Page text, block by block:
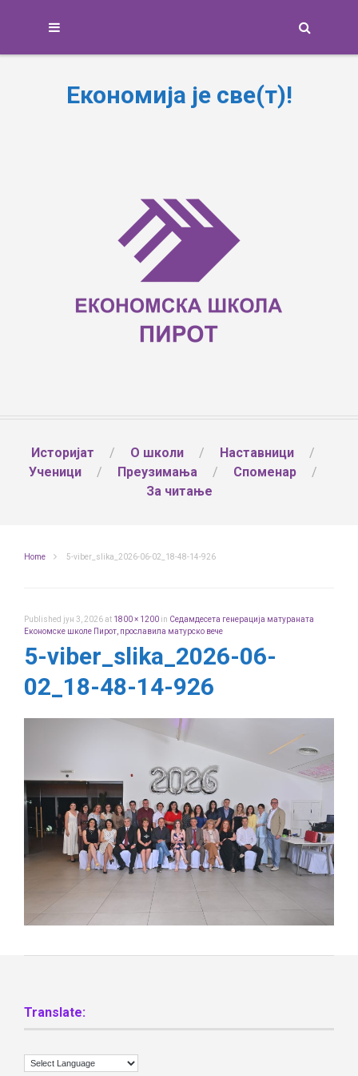
Економија је све(т)!
Историјат О школи
Наставници
Ученици
Преузимања
Споменар
За читање
Home 5-viber_slika_2026-06-02_18-48-14-926
Published јун 3, 2026at 1800 × 1200 in Седамдесета генерација матураната
Економске школе Пирот, прославила матурско вече
5-viber_slika_2026-06-
02_18-48-14-926
Translate: